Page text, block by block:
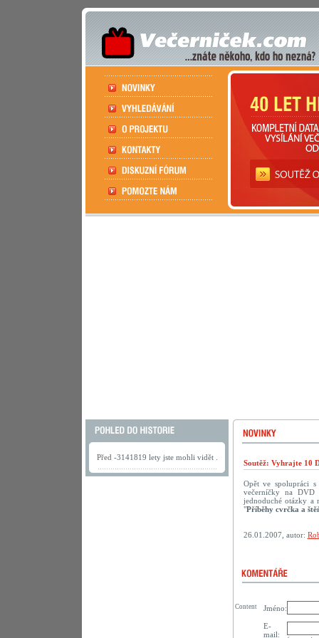
Před -3141819 lety jste mohli vidět .
Soutěž: Vyhrajte 10
Opět ve spolupráci
večerníčky na
jednoduché otázky a
"Příběhy cvrčka a
26.01.2007, autor:
Jméno:
E-
mail:
Content